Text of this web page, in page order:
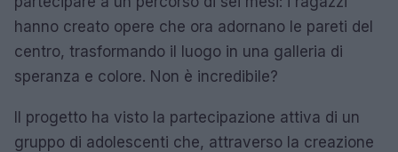
hanno creato opere che ora adornano le pareti del
centro, trasformando il luogo in una galleria di
speranza e colore. Non è incredibile?
Il progetto ha visto la partecipazione attiva di un
gruppo di adolescenti che, attraverso la creazione